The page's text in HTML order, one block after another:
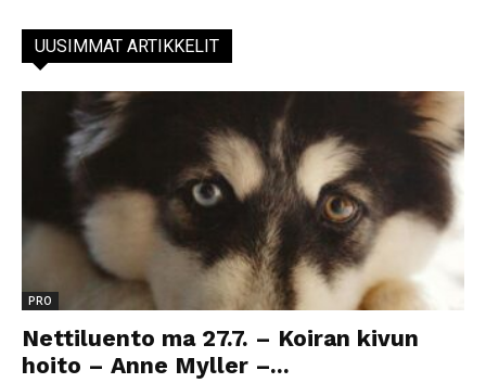
UUSIMMAT ARTIKKELIT
PRO
Nettiluento ma 27.7. – Koiran kivun
hoito – Anne Myller –...